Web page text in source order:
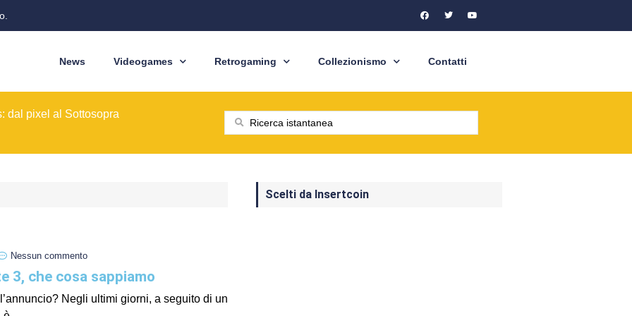
News Videogames Retrogaming Collezionismo Contatti
del modello originale
le sale giochi nel 1989
Cinquant'anni di Avventure
dal pixel al Sottosopra
BioWare
nostre tasche
del modello originale
le sale giochi nel 1989
Nessun commento
3, che cosa sappiamo
Negli ultimi giorni, a seguito di un
Scelti da Insertcoin